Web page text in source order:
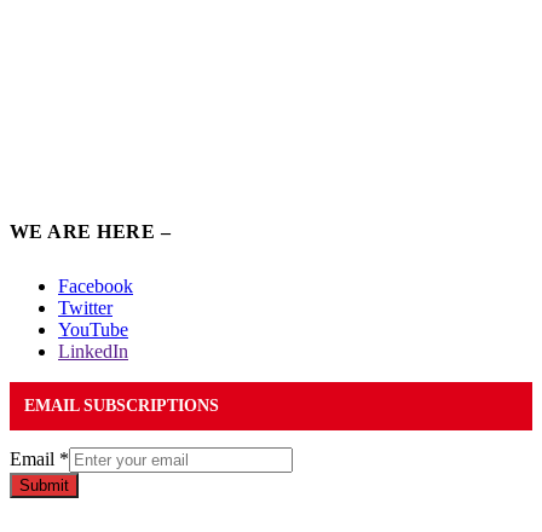
WE ARE HERE –
Facebook
Twitter
YouTube
LinkedIn
EMAIL SUBSCRIPTIONS
Email *
Submit